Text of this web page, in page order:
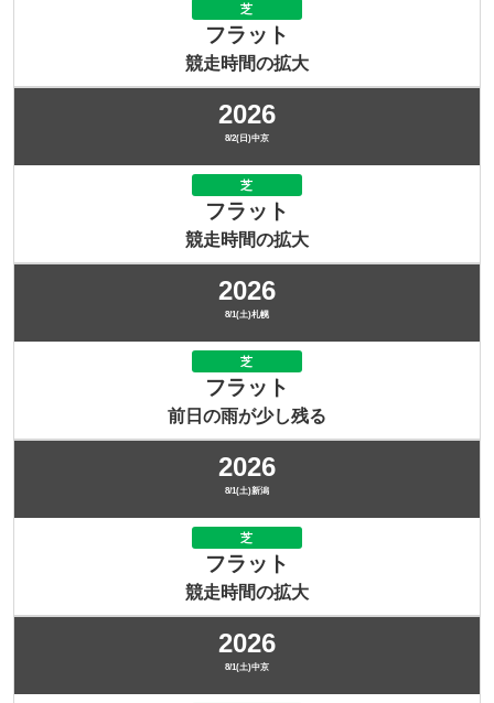
芝
フラット
競走時間の拡大
2026
8/2(日)中京
芝
フラット
競走時間の拡大
2026
8/1(土)札幌
芝
フラット
前日の雨が少し残る
2026
8/1(土)新潟
芝
フラット
競走時間の拡大
2026
8/1(土)中京